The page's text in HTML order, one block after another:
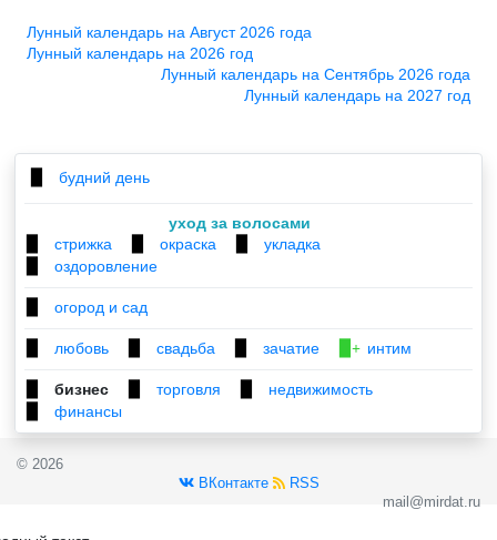
Лунный календарь на Август 2026 года
Лунный календарь на 2026 год
Лунный календарь на Сентябрь 2026 года
Лунный календарь на 2027 год
будний день
уход за волосами
стрижка окраска укладка
оздоровление
огород и сад
любовь свадьба зачатие ▉+ интим
бизнес торговля недвижимость
финансы
© 2026
ВКонтакте
RSS
mail@mirdat.ru